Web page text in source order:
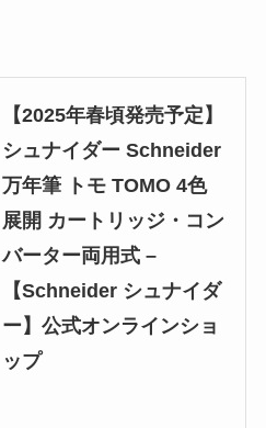
【2025年春頃発売予定】
シュナイダー Schneider
万年筆 トモ TOMO 4色
展開 カートリッジ・コン
バーター両用式 –
【Schneider シュナイダ
ー】公式オンラインショ
ップ